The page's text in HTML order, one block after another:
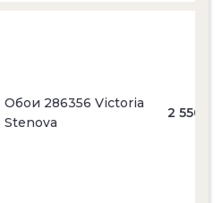
Обои 286356 Victoria
Stenova
2 550